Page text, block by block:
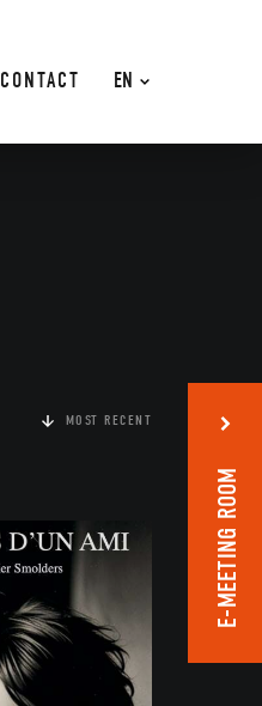
EN
CONTACT
MOST RECENT
E-MEETING ROOM